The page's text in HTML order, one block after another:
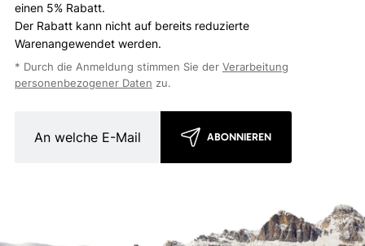
einen 5% Rabatt.
Der Rabatt kann nicht auf bereits reduzierte
Warenangewendet werden.
* Durch die Anmeldung stimmen Sie der Verarbeitung
personenbezogener Daten zu.
ABONNIEREN